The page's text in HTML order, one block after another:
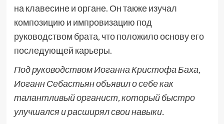
на клавесине и органе. Он также изучал
композицию и импровизацию под
руководством брата, что положило основу его
последующей карьеры.
Под руководством Иоганна Кристофа Баха,
Иоганн Себастьян объявил о себе как
талантливый органист, который быстро
улучшался и расширял свои навыки.